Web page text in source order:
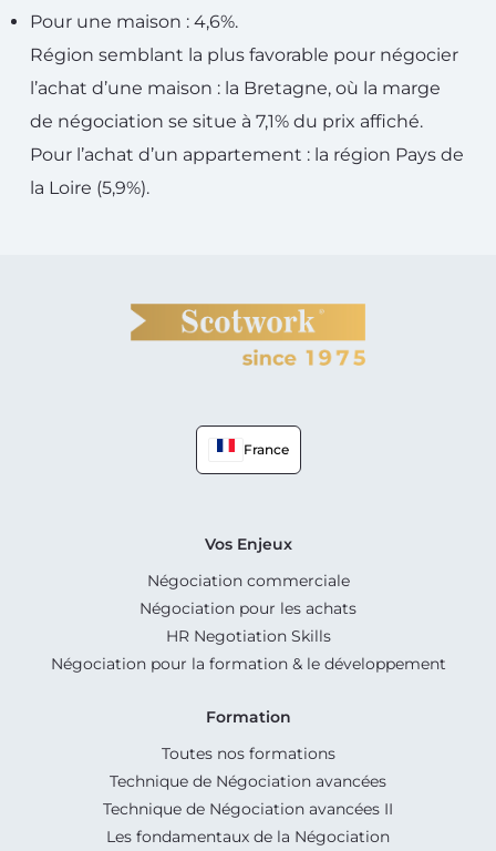
Pour une maison : 4,6%.
Région semblant la plus favorable pour négocier
l’achat d’une maison : la Bretagne, où la marge
de négociation se situe à 7,1% du prix affiché.
Pour l’achat d’un appartement : la région Pays de
la Loire (5,9%).
France
Vos Enjeux
Négociation commerciale
Négociation pour les achats
HR Negotiation Skills
Négociation pour la formation & le développement
Formation
Toutes nos formations
Technique de Négociation avancées
Technique de Négociation avancées II
Les fondamentaux de la Négociation